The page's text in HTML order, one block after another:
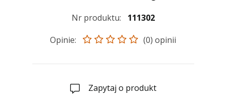
Nr produktu:
111302
Opinie:
(0) opinii
Zapytaj o produkt